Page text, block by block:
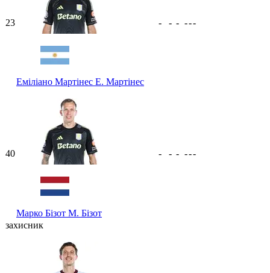
23
Еміліано Мартінес Е. Мартінес
- - - ---
40
Марко Бізот М. Бізот
- - - ---
захисник